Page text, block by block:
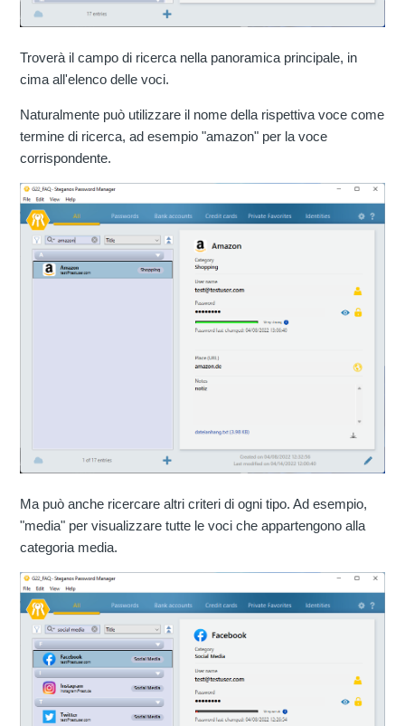
Troverà il campo di ricerca nella panoramica principale, in
cima all'elenco delle voci.
Naturalmente può utilizzare il nome della rispettiva voce come
termine di ricerca, ad esempio "amazon" per la voce
corrispondente.
Ma può anche ricercare altri criteri di ogni tipo. Ad esempio,
"media" per visualizzare tutte le voci che appartengono alla
categoria media.